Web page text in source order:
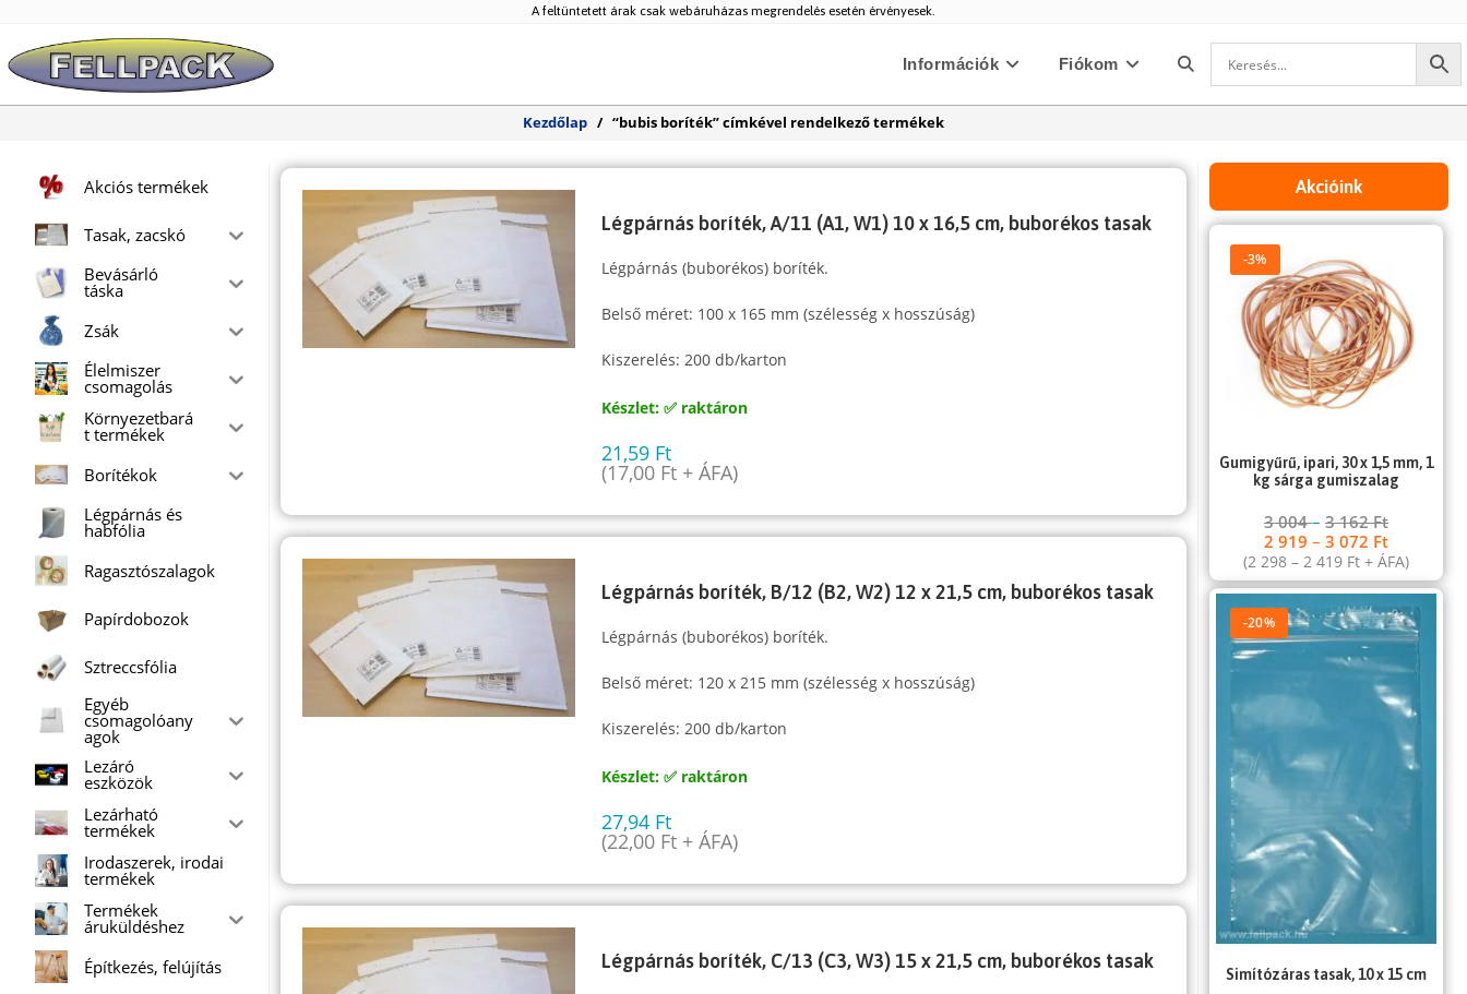
content
A feltüntetett árak csak webáruházas megrendelés esetén érvényesek.
Információk Fiókom Toggle
search
Kezdőlap / “bubis boríték” címkével rendelkező termékek
Légpárnás boríték, A/11 (A1, W1) 10 x 16,5 cm, buborékos tasak
Légpárnás (buborékos) boríték.
Belső méret: 100 x 165 mm (szélesség x hosszúság)
Kiszerelés: 200 db/karton
Készlet: ✅ raktáron
21,59 Ft
(17,00 Ft + ÁFA)
Légpárnás boríték, B/12 (B2, W2) 12 x 21,5 cm, buborékos tasak
Légpárnás (buborékos) boríték.
Belső méret: 120 x 215 mm (szélesség x hosszúság)
Kiszerelés: 200 db/karton
Készlet: ✅ raktáron
27,94 Ft
(22,00 Ft + ÁFA)
Légpárnás boríték, C/13 (C3, W3) 15 x 21,5 cm, buborékos tasak
Akciós termékek
Tasak, zacskó
Bevásárló
táska
Zsák
Élelmiszer
csomagolás
Környezetbará
t termékek
Borítékok
Légpárnás és
habfólia
Ragasztószalagok
Papírdobozok
Sztreccsfólia
Egyéb
csomagolóany
agok
Lezáró
eszközök
Lezárható
termékek
Irodaszerek, irodai
termékek
Termékek
áruküldéshez
Építkezés, felújítás
Akcióink
-3%
Gumigyűrű, ipari, 30 x 1,5 mm, 1
kg sárga gumiszalag
3 004–3 162Ft
2 919–3 072 Ft
(2 298–2 419 Ft + ÁFA)
-20%
Simítózáras tasak, 10 x 15 cm